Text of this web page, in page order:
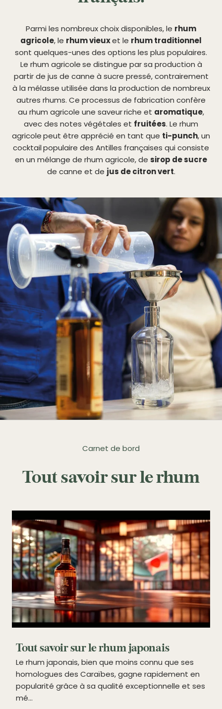
Parmi les nombreux choix disponibles, le rhum
agricole, le rhum vieuxet le rhum traditionnel
sont quelques-unes des options les plus populaires.
Le rhum agricolese distingue par sa production à
partir de jus de canne à sucre pressé, contrairement
à la mélasse utilisée dans la production de nombreux
autres rhums. Ce processus de fabrication confère
au rhum agricole une saveurriche et aromatique,
avec des notes végétales et fruitées. Le rhum
agricolepeut être apprécié en tant que ti-punch, un
cocktailpopulaire des Antilles françaises qui consiste
en un mélange de rhum agricole, de sirop de sucre
de canne et de jus de citron vert.
Carnet de bord
Tout savoir sur le rhum
Tout savoir sur le rhum japonais
Le rhum japonais, bien que moins connu que ses
homologues des Caraïbes, gagne rapidement en
popularité grâce à sa qualité exceptionnelle et ses
mé...